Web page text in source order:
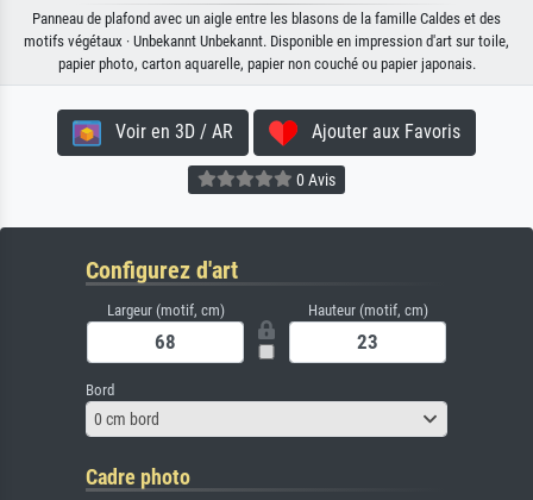
Panneau de plafond avec un aigle entre les blasons de la famille Caldes et des
motifs végétaux · Unbekannt Unbekannt. Disponible en impression d'art sur toile,
papier photo, carton aquarelle, papier non couché ou papier japonais.
Voir en 3D / AR Ajouter aux Favoris
0 Avis
Configurez d'art
Largeur (motif, cm) Hauteur (motif, cm)
Bord
0 cm bord
Cadre photo